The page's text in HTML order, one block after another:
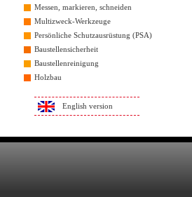
Messen, markieren, schneiden
Multizweck-Werkzeuge
Persönliche Schutzausrüstung (PSA)
Baustellensicherheit
Baustellenreinigung
Holzbau
English version